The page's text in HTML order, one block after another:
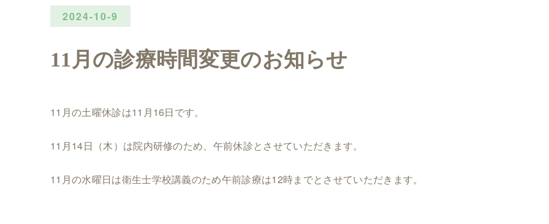
2024-10-9
11月の診療時間変更のお知らせ
11月の土曜休診は11月16日です。
11月14日（木）は院内研修のため、午前休診とさせていただきます。
11月の水曜日は衛生士学校講義のため午前診療は12時までとさせていただきます。